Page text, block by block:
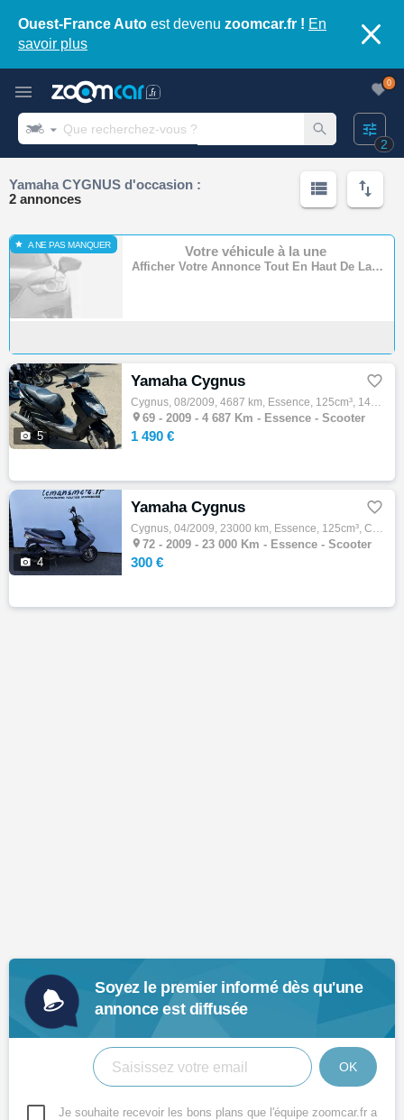
Ouest-France Auto est devenu zoomcar.fr ! En
savoir plus
2
0
Yamaha CYGNUS d'occasion :
2 annonces
A NE PAS MANQUER Votre véhicule à la une
Afficher Votre Annonce Tout En Haut De La Page
 5
Yamaha Cygnus 
Cygnus, 08/2009, 4687 km, Essence, 125cm³, 1490 € Equipements : Alexis Motos Dardilly Vous propose ce superbe YAMAHA CYGNUS 125 PARFAIT ETA…
 69 - 2009 - 4 687 Km - Essence - Scooter
1 490 €
 4
Yamaha Cygnus 
Cygnus, 04/2009, 23000 km, Essence, 125cm³, Couleur gris, 300 € Equipements : POUR PIECES FOURCHE TORDUE MOTEUR OK
 72 - 2009 - 23 000 Km - Essence - Scooter
300 €
Soyez le premier informé dès qu'une
annonce est diffusée
OK
Je souhaite recevoir les bons plans que l'équipe zoomcar.fr a